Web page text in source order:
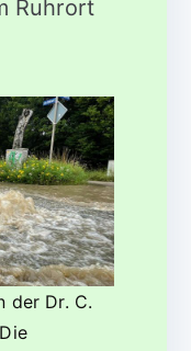
Ruhrort
der Dr. C.